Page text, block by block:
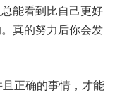
能看到比自己更好
真的努力后你会发
正确的事情，才能